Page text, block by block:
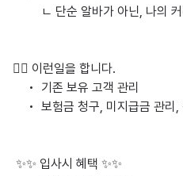
🤵‍♂️ 이런일을 합니다.